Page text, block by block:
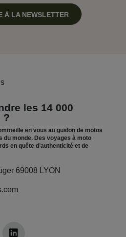
À LA NEWSLETTER
les 14 000
?
en vous au guidon de motos
monde. Des voyages à moto
en quête d’authenticité et de
69008 LYON